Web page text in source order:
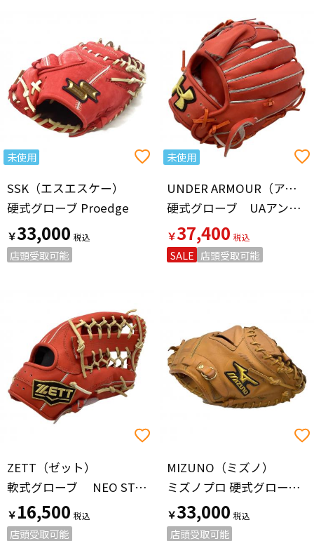
未使用
SSK（エスエスケー）
硬式グローブ Proedge
￥33,000
店頭受取可能
未使用
UNDER ARMOUR（アンダーアーマー）
硬式グローブ UAアンディナイアブル
￥37,400
SALE 店頭受取可能
ZETT（ゼット）
軟式グローブ NEO STATUS
￥16,500
店頭受取可能
MIZUNO（ミズノ）
ミズノプロ 硬式グローブ キャッチャーミット イエロー
￥33,000
店頭受取可能